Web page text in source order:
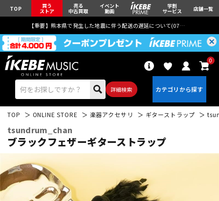
TOP 買う
ストア
売る
中古買取
イベント
動画
学割
サービス 店舗一覧
【重要】熊本県で発生した地震に伴う配送の遅延について(07月29日
詳細検索
0
エレキギター
TOP ONLINE STORE 楽器アクセサリ ギターストラップ
tsundrum_chan
ブラックフェザーギターストラップ